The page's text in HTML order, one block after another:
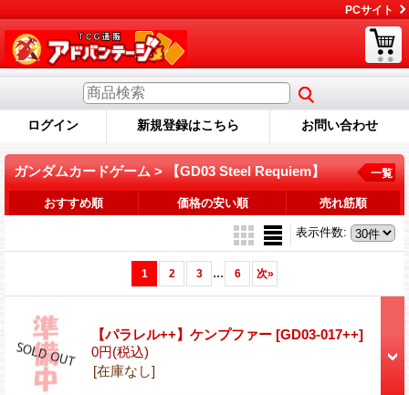
PCサイト
ログイン 新規登録はこちら お問い合わせ
ガンダムカードゲーム > 【GD03 Steel Requiem】 一覧
おすすめ順 価格の安い順 売れ筋順
表示件数:
1 2 3 ... 6 次»
【パラレル++】ケンプファー [GD03-017++]
0円(税込)
[在庫なし]